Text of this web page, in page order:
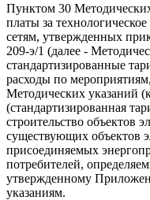
Пунктом 30
платы за
сетям, утвержденных
209-э/1 (далее -
стандартизированные
расходы по
Методических указаний
(стандартизированная
строительство объектов
существующих объектов
присоединяемых
потребителей,
утвержденному
указаниям.